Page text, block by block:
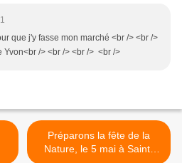
que j'y fasse mon marché <br /> <br />
Yvon<br /> <br /> <br /> <br />
Préparons la fête de la
Nature, le 5 mai à Saint-